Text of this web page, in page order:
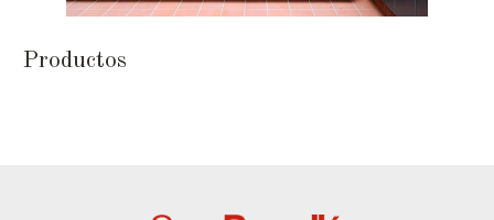
Productos